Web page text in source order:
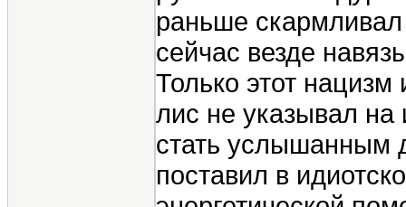
раньше
сейчас везде
Только этот
лис не указывал на
стать услышанным
поставил в